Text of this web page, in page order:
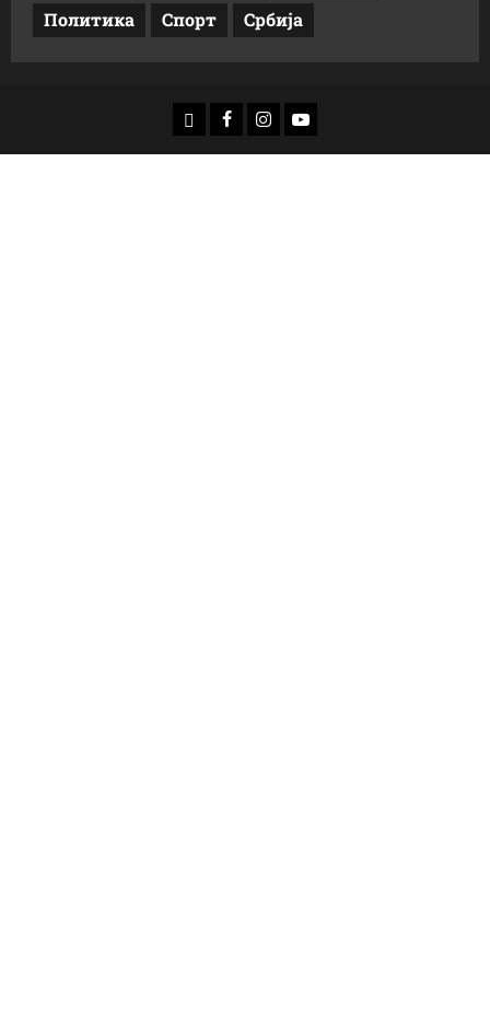
Политика
Спорт Србија
доwнлоад
Фацебоок
Инстаграм
Yоутубе